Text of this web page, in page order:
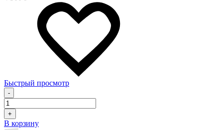
Быстрый просмотр
-
+
В корзину